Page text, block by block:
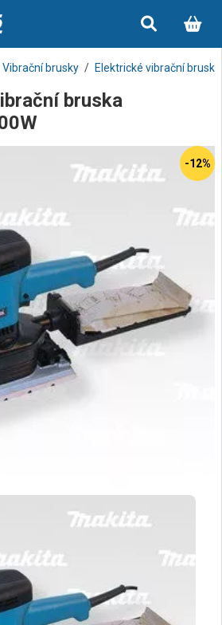
Vibrační brusky Elektrické vibrační brusky
bruska
-12%